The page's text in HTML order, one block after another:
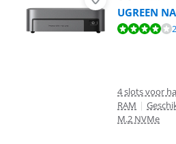
UGREEN
Beoordeling is 8,0 van de 10, gebaseerd
4 slots voor
RAM |
M.2 NVMe